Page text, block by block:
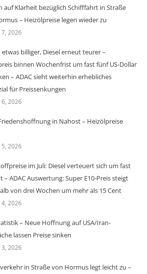
auf Klarheit bezüglich Schifffahrt in Straße
– Heizölpreise legen wieder zu
2026
etwas billiger, Diesel erneut teurer –
binnen Wochenfrist um fast fünf US-Dollar
– ADAC sieht weiterhin erhebliches
für Preissenkungen
2026
in Nahost – Heizölpreise
2026
im Juli: Diesel verteuert sich um fast
– ADAC Auswertung: Super E10-Preis steigt
von drei Wochen um mehr als 15 Cent
2026
– Neue Hoffnung auf USA/Iran-
lassen Preise sinken
2026
in Straße von Hormus legt leicht zu –